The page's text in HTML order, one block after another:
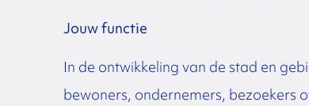
Jouw functie
In de ontwikkeling van de stad en
bewoners, ondernemers, bezoekers